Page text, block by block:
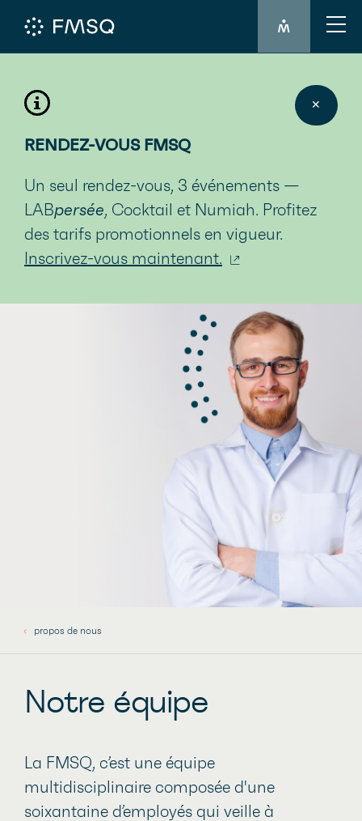
CONNEXION
RENDEZ-VOUS FMSQ
Un seul rendez-vous, 3 événements —
LABpersée, Cocktail et Numiah. Profitez
des tarifs promotionnels en vigueur.
Inscrivez-vous maintenant.
✕
propos de nous
Notre équipe
La FMSQ, c’est une équipe
multidisciplinaire composée d'une
soixantaine d’employés qui veille à